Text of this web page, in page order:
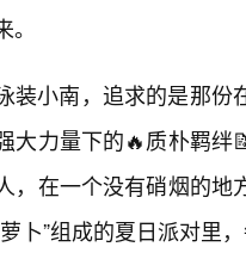
装小南，追求的是那
大力量下的🔥质朴羁
，在一个没有硝烟的
卜”组成的夏日派对里